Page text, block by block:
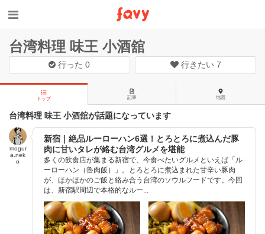
台湾料理 味王 小酒舘
行った0 行きたい 7
トップ 記事 地図
台湾料理 味王 小酒舘が話題になっています
mogur
a.nek
o
新宿｜絶品ルーローハン6選！とろとろに煮込んだ豚
肉に甘いタレが絡む台湾グルメを堪能
多くの飲食店が集まる新宿で、今食べたいグルメといえば「ル
ーローハン（魯肉飯）」。とろとろに煮込まれた甘辛い豚肉
が、ほかほかのご飯と絡み合う台湾のソウルフードです。今回
は、新宿駅周辺で本格的なルー...